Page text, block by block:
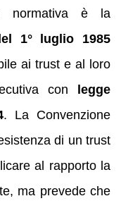
normativa è la
1° luglio 1985
ai trust e al loro
con legge
. La Convenzione
di un trust
al rapporto la
ma prevede che